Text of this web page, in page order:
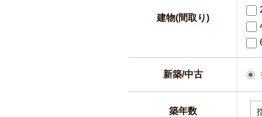
建物(間取り)
新築/中古
築年数